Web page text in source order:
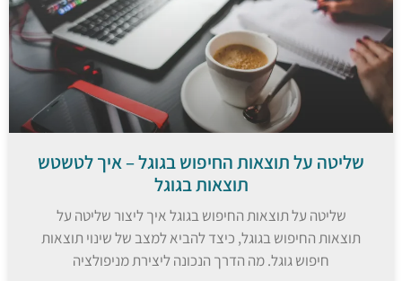
שליטה על תוצאות החיפוש בגוגל – איך לטשטש
תוצאות בגוגל
שליטה על תוצאות החיפוש בגוגל איך ליצור שליטה על
תוצאות החיפוש בגוגל, כיצד להביא למצב של שינוי תוצאות
חיפוש גוגל. מה הדרך הנכונה ליצירת מניפולציה